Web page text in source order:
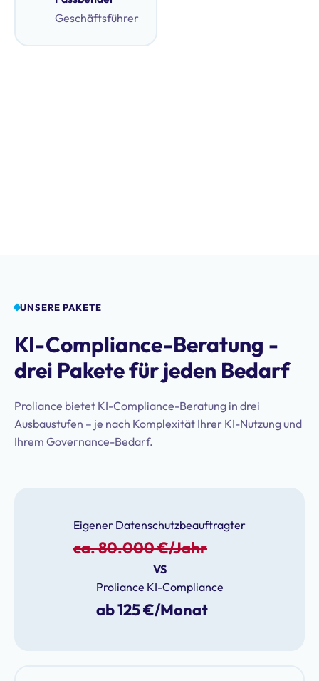
Geschäftsführer
UNSERE PAKETE
KI-Compliance-Beratung -
drei Pakete für jeden Bedarf
Proliance bietet KI-Compliance-Beratung in drei
Ausbaustufen – je nach Komplexität Ihrer KI-Nutzung und
Ihrem Governance-Bedarf.
Eigener Datenschutzbeauftragter
ca. 80.000 €/Jahr
VS
Proliance KI-Compliance
ab 125 €/Monat